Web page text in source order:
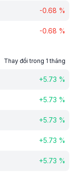
-0.68 %
-0.68 %
Thay đổi trong 1 tháng
+5.73 %
+5.73 %
+5.73 %
+5.73 %
+5.73 %